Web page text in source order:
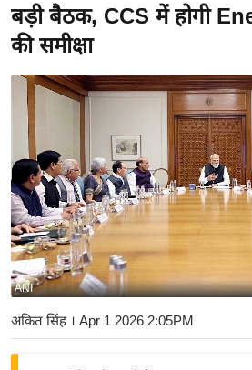
ख
ब
र
रा
ष्ट्री
य
अं
त
र्रा
ष्ट्री
य
बि
ज़
ने
बड़ी बैठक, CCS में होगी
की समीक्षा
ANI
अंकित सिंह। Apr 1 2026 2:05PM